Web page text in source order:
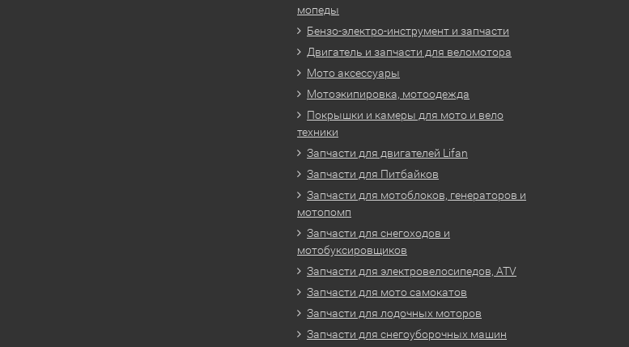
мопеды
Бензо-электро-инструмент и запчасти
Двигатель и запчасти для веломотора
Мото аксессуары
Мотоэкипировка, мотоодежда
Покрышки и камеры для мото и вело
техники
Запчасти для двигателей Lifan
Запчасти для Питбайков
Запчасти для мотоблоков, генераторов и
мотопомп
Запчасти для снегоходов и
мотобуксировщиков
Запчасти для электровелосипедов, ATV
Запчасти для мото самокатов
Запчасти для лодочных моторов
Запчасти для снегоуборочных машин